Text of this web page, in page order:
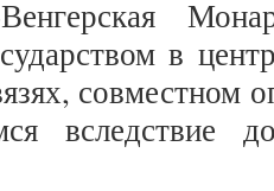
в
совместном
вследствие